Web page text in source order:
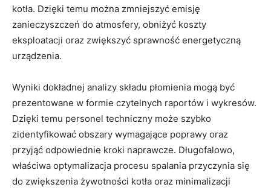
kotła. Dzięki temu ‌można⁣ zmniejszyć‍ emisję
zanieczyszczeń do atmosfery, obniżyć koszty
eksploatacji oraz zwiększyć sprawność energetyczną
urządzenia.
Wyniki⁢ dokładnej analizy składu‌ płomienia mogą być
prezentowane w ⁣formie czytelnych‌ raportów i wykresów. ​
Dzięki ⁣temu ⁤personel techniczny​ może szybko
zidentyfikować obszary wymagające‍ poprawy oraz
przyjąć ⁤odpowiednie kroki naprawcze. Długofalowo,
właściwa optymalizacja ⁤procesu spalania przyczynia się
do zwiększenia żywotności ‌kotła​ oraz minimalizacji